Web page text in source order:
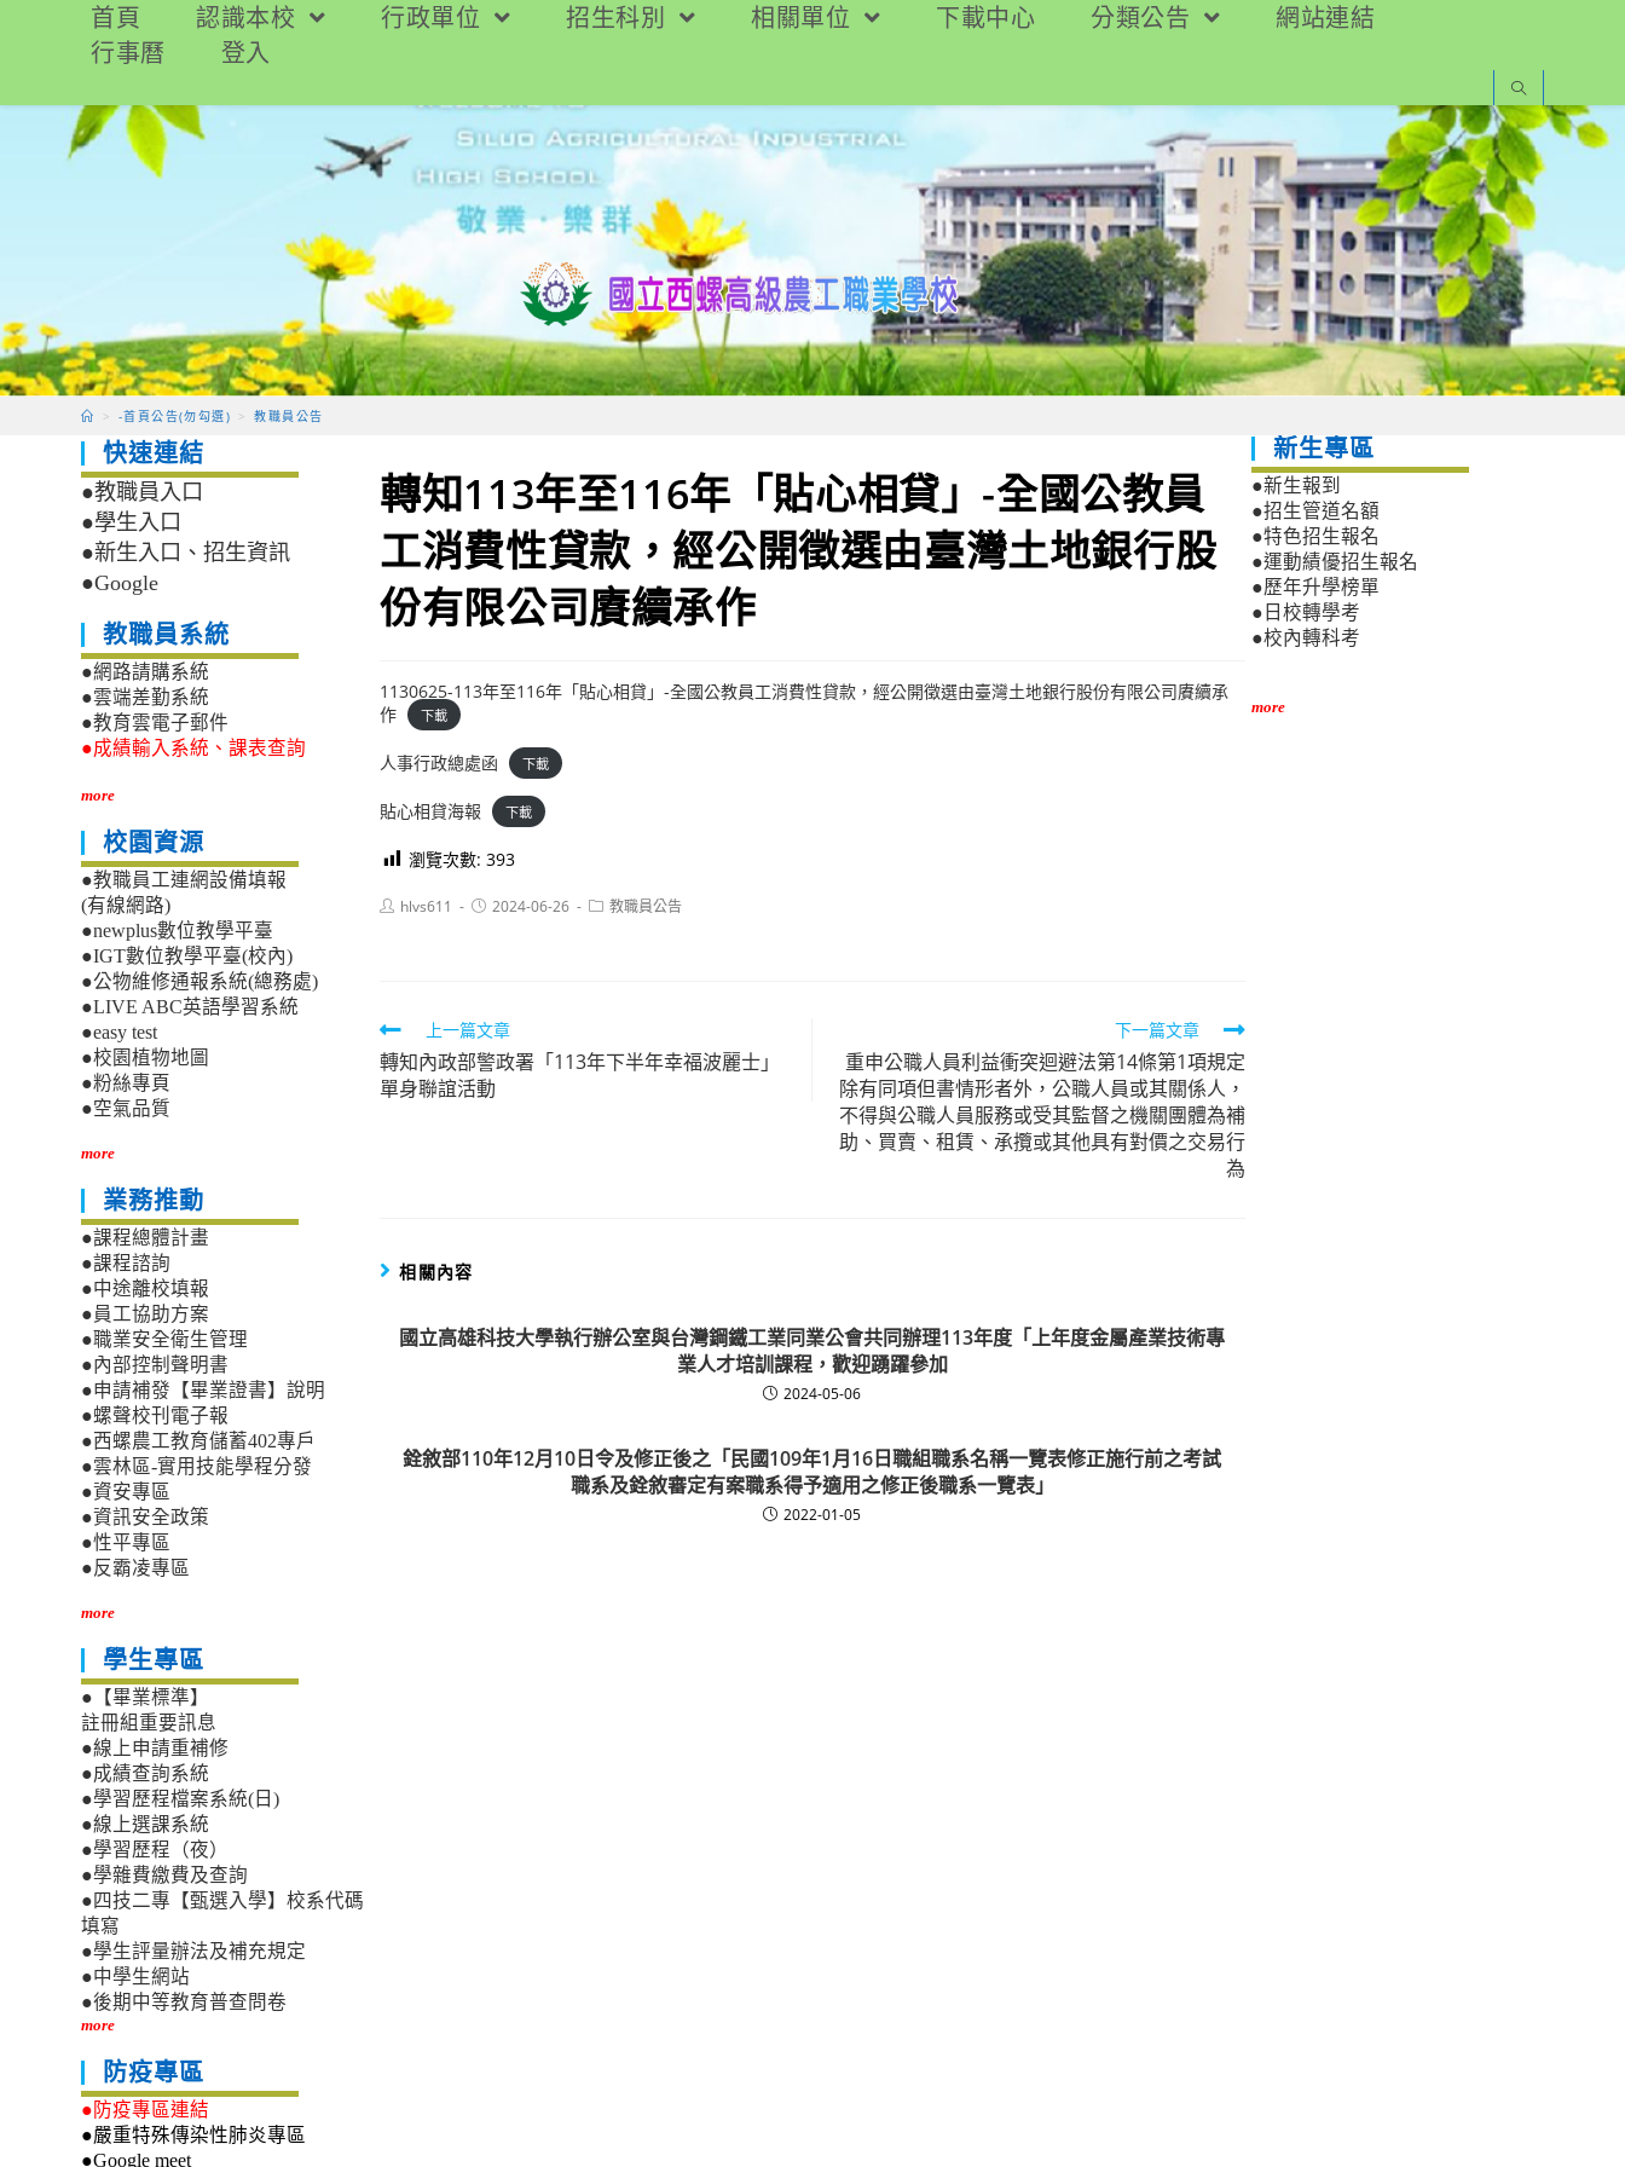
要
首頁 認識本校 行政單位 招生科別 相關單位 下載中心 分類公告
網站連結
行事曆
登入
> -首頁公告(勿勾選) > 教職員公告
轉知113年至116年「貼心相貸」-全國公教員
工消費性貸款，經公開徵選由臺灣土地銀行股
份有限公司賡續承作
1130625-113年至116年「貼心相貸」-全國公教員工消費性貸款，經公開徵選由臺灣土地銀行股份有限公司賡續承
作
下載
人事行政總處函 下載
貼心相貸海報 下載
瀏覽次數: 393
Posthlvs611
Post2024-06-26
Post教職員公告
Read
more
articles
上一篇文章
轉知內政部警政署「113年下半年幸福波麗士」
單身聯誼活動
下一篇文章
重申公職人員利益衝突迴避法第14條第1項規定
除有同項但書情形者外，公職人員或其關係人，
不得與公職人員服務或受其監督之機關團體為補
助、買賣、租賃、承攬或其他具有對價之交易行
為
相關內容
國立高雄科技大學執行辦公室與台灣鋼鐵工業同業公會共同辦理113年度「上年度金屬產業技術專
業人才培訓課程，歡迎踴躍參加
2024-05-06
銓敘部110年12月10日令及修正後之「民國109年1月16日職組職系名稱一覽表修正施行前之考試
職系及銓敘審定有案職系得予適用之修正後職系一覽表」
2022-01-05
快速連結
●教職員入口
●學生入口
●新生入口、招生資訊
●Google
教職員系統
●網路請購系統
●雲端差勤系統
●教育雲電子郵件
●成績輸入系統、課表查詢
more
校園資源
●教職員工連網設備填報
(有線網路)
●newplus數位教學平臺
●IGT數位教學平臺(校內)
●公物維修通報系統(總務處)
●LIVE ABC英語學習系統
●easy test
●校園植物地圖
●粉絲專頁
●空氣品質
more
業務推動
●課程總體計畫
●課程諮詢
●中途離校填報
●員工協助方案
●職業安全衛生管理
●內部控制聲明書
●申請補發【畢業證書】說明
●螺聲校刊電子報
●西螺農工教育儲蓄402專戶
●雲林區-實用技能學程分發
●資安專區
●資訊安全政策
●性平專區
●反霸凌專區
more
學生專區
●【畢業標準】
註冊組重要訊息
●線上申請重補修
●成績查詢系統
●學習歷程檔案系統(日)
●線上選課系統
●學習歷程（夜）
●學雜費繳費及查詢
●四技二專【甄選入學】校系代碼
填寫
●學生評量辦法及補充規定
●中學生網站
●後期中等教育普查問卷
more
防疫專區
●防疫專區連結
●嚴重特殊傳染性肺炎專區
●Google meet
新生專區
●新生報到
●招生管道名額
●特色招生報名
●運動績優招生報名
●歷年升學榜單
●日校轉學考
●校內轉科考
more